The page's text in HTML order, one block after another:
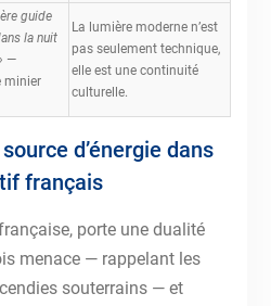
guide
la nuit
—
minier
La lumière moderne n’est
pas seulement technique,
elle est une continuité
culturelle.
d’énergie dans
français
porte une dualité
menace — rappelant les
souterrains — et